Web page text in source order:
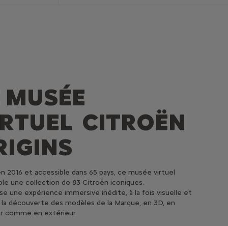
MUSÉE
CITROËN
2016 et accessible dans 65 pays, ce musée virtuel
une collection de 83 Citroën iconiques.
une expérience immersive inédite, à la fois visuelle et
découverte des modèles de la Marque, en 3D, en
comme en extérieur.